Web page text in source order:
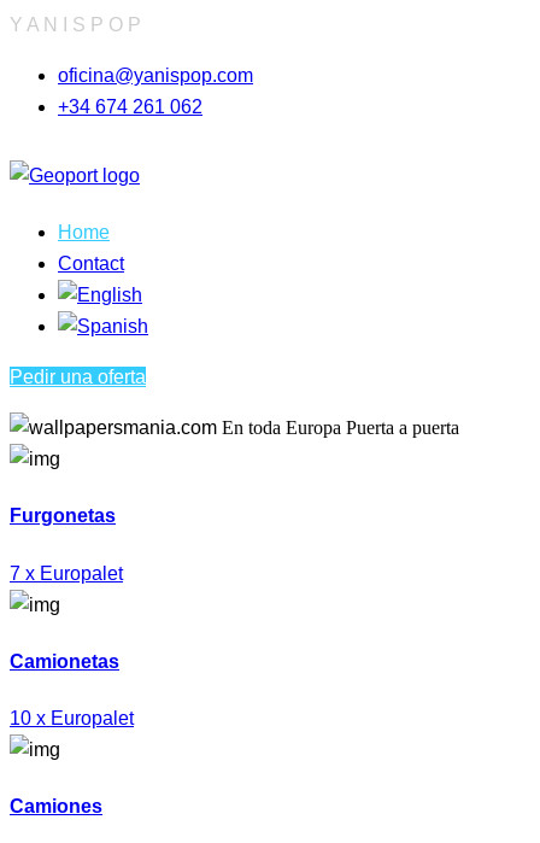
Y A N S P O P
oficina@yanispop.com
+34 674 261 062
Home
Contact
Pedir una oferta
En toda Europa Puerta a puerta
Furgonetas
7 x Europalet
Camionetas
10 x Europalet
Camiones